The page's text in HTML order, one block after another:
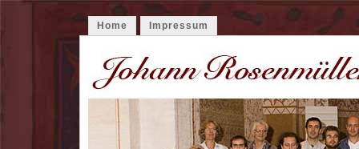
Home Impressum